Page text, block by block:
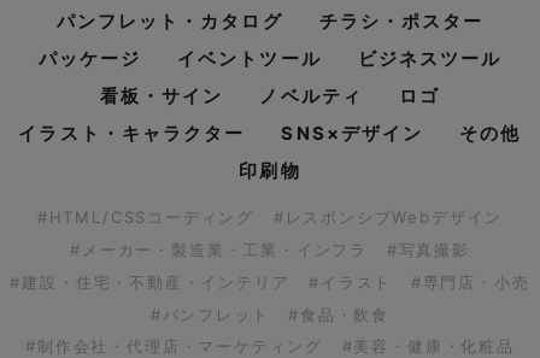
パンフレット・カタログ
チラシ・ポスター
パッケージ
イベントツール
ビジネスツール
看板・サイン
ノベルティ
ロゴ
イラスト・キャラクター
SNS×デザイン
その他
印刷物
#HTML/CSSコーディング
#レスポンシブWebデザイン
#メーカー・製造業・工業・インフラ
#写真撮影
#建設・住宅・不動産・インテリア
#イラスト
#専門店・小売
#パンフレット
#食品・飲食
#制作会社・代理店・マーケティング
#美容・健康・化粧品